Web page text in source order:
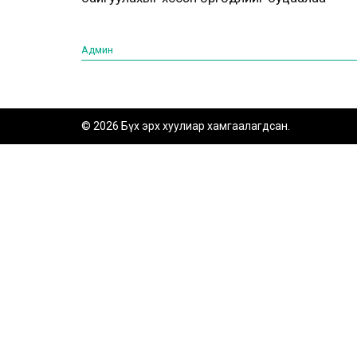
Админ
© 2026 Бүх эрх хуулиар хамгаалагдсан.